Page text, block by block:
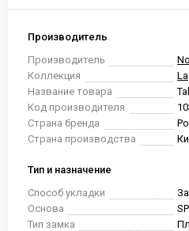
Производитель
Производитель
Коллекция
Название товара
Код производителя
Страна бренда
Страна производства
Тип и назначение
Способ укладки
Основа
Тип замка